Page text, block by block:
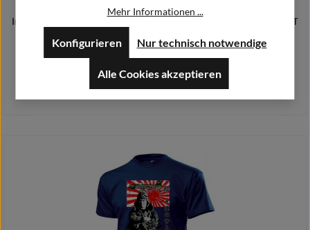
Imperial Japanese Navy Kaiserlich Japanische Marine SeestreitmachtT
Regulärer Preis:
Ab29,90 €
Details
Mehr Informationen ...
Nur technisch notwendige
Konfigurieren
Alle Cookies akzeptieren